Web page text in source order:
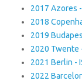
2017 Azores
2018
2019
2020 Twente
2021 Berlin -
2022